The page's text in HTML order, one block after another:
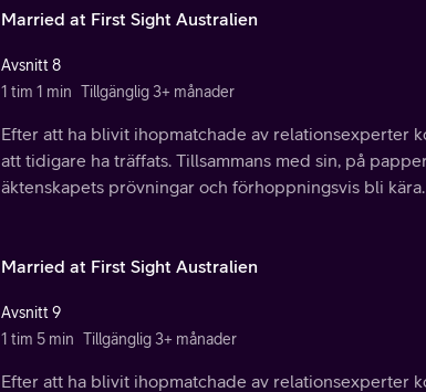
Married at First Sight Australien
Avsnitt 8
1 tim 1 min Tillgänglig 3+ månader
Efter att ha blivit ihopmatchade av relationsexperter
att tidigare ha träffats. Tillsammans med sin, på
äktenskapets prövningar och förhoppningsvis bli kära.
Married at First Sight Australien
Avsnitt 9
1 tim 5 min Tillgänglig 3+ månader
Efter att ha blivit ihopmatchade av relationsexperter